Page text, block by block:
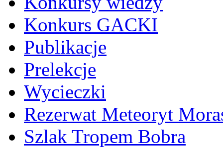
Konkurs GACKI
Publikacje
Prelekcje
Wycieczki
Rezerwat Meteoryt
Szlak Tropem Bobra